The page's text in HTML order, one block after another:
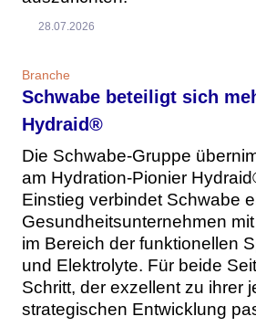
28.07.2026
Branche
Schwabe beteiligt sich
Hydraid®
Die Schwabe-Gruppe
am Hydration-Pionier
Einstieg verbindet Schwabe
Gesundheitsunternehmen
im Bereich der funktionellen
und Elektrolyte. Für beide
Schritt, der exzellent zu ihrer
strategischen Entwicklung